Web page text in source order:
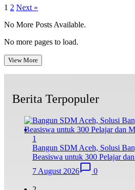
1 2 Next »
No More Posts Available.
No more pages to load.
View More
Berita Terpopuler
1
Bangun SDM Aceh, Solusi
Beasiswa untuk 300 Pelajar
7 August 2026
0